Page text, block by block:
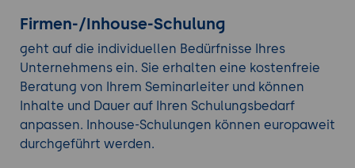
Firmen-/Inhouse-Schulung
geht auf die individuellen Bedürfnisse Ihres
Unternehmens ein. Sie erhalten eine kostenfreie
Beratung von Ihrem Seminarleiter und können
Inhalte und Dauer auf Ihren Schulungsbedarf
anpassen. Inhouse-Schulungen können europaweit
durchgeführt werden.